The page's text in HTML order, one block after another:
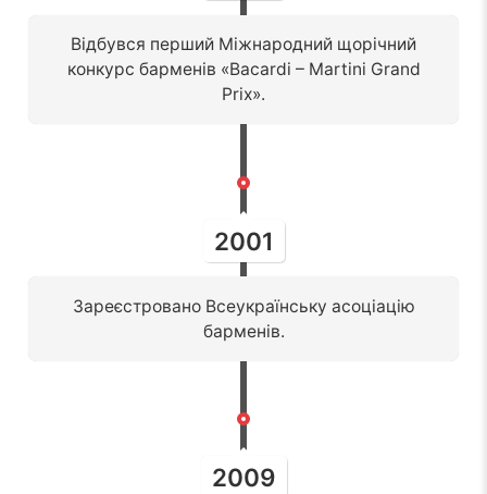
Відбувся перший Міжнародний щорічний
конкурс барменів «Bacardi – Martini Grand
Prix».
2001
Зареєстровано Всеукраїнську асоціацію
барменів.
2009